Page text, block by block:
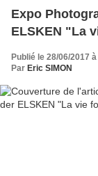
Expo
ELSKEN "La
Publié le 28/06/2017
Par Eric SIMON